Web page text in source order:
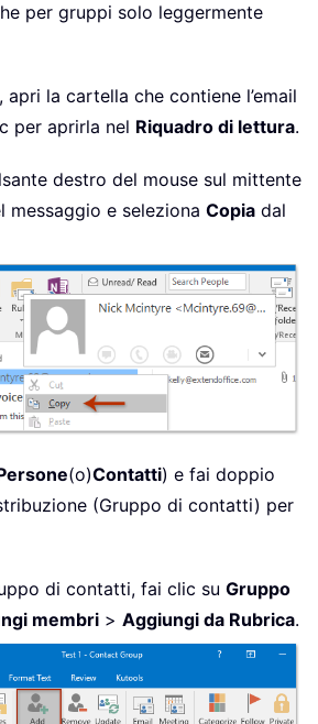
per gruppi solo leggermente
, apri la cartella che contiene l’email
per aprirla nel Riquadro di lettura.
destro del mouse sul mittente
messaggio e seleziona Copia dal
(o)Contatti) e fai doppio
(Gruppo di contatti) per
di contatti, fai clic su Gruppo
membri > Aggiungi da Rubrica.